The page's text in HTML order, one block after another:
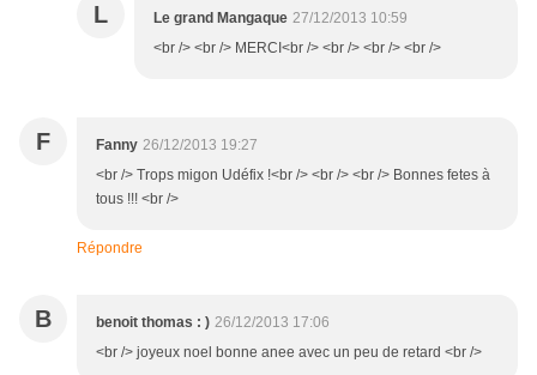
L Le grand Mangaque 27/12/2013 10:59
<br /> <br /> MERCI<br /> <br /> <br /> <br />
F Fanny 26/12/2013 19:27
<br /> Trops migon Udéfix !<br /> <br /> <br /> Bonnes fetes à
tous !!! <br />
Répondre
B benoit thomas : ) 26/12/2013 17:06
<br /> joyeux noel bonne anee avec un peu de retard <br />